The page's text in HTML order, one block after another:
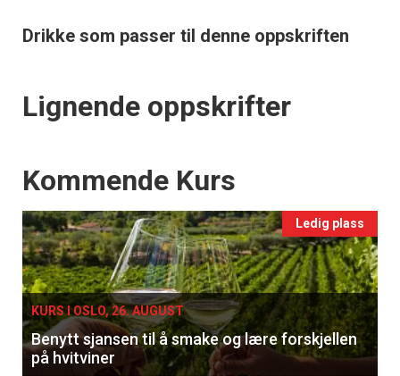
Drikke som passer til denne oppskriften
Lignende oppskrifter
Events
Kommende Kurs
Ledig plass
KURS I OSLO, 26. AUGUST
Benytt sjansen til å smake og lære forskjellen
på hvitviner